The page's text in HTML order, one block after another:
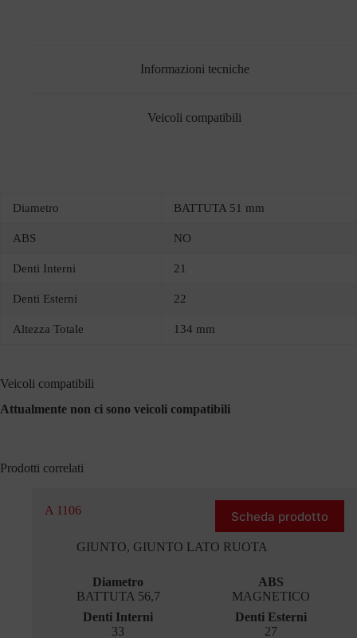
Informazioni tecniche
Veicoli compatibili
Diametro BATTUTA 51 mm
ABS NO
Denti Interni 21
Denti Esterni 22
Altezza Totale 134 mm
Veicoli compatibili
Attualmente non ci sono veicoli compatibili
Prodotti correlati
A 1106 Scheda prodotto
GIUNTO, GIUNTO LATO RUOTA
Diametro
BATTUTA 56,7
ABS
MAGNETICO
Denti Interni
33
Denti Esterni
27